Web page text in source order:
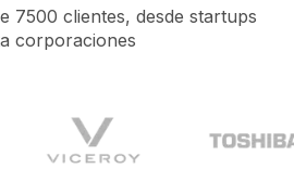
7500 clientes, desde startups
corporaciones